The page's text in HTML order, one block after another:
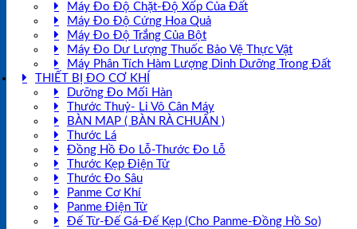
Máy Đo Độ Chặt-Độ Xốp Của Đất
Máy Đo Độ Cứng Hoa Quả
Máy Đo Độ Trắng Của Bột
Máy Đo Dư Lượng Thuốc Bảo Vệ Thực Vật
Máy Phân Tích Hàm Lượng Dinh Dưỡng Trong Đất
THIẾT BỊ ĐO CƠ KHÍ
Dưỡng Đo Mối Hàn
Thước Thuỷ- Li Vô Cân Máy
BÀN MAP ( BÀN RÀ CHUẨN )
Thước Lá
Đồng Hồ Đo Lỗ-Thước Đo Lỗ
Thước Kẹp Điện Tử
Thước Đo Sâu
Panme Cơ Khí
Panme Điện Tử
Đế Từ-Đế Gá-Đế Kẹp (Cho Panme-Đồng Hồ So)